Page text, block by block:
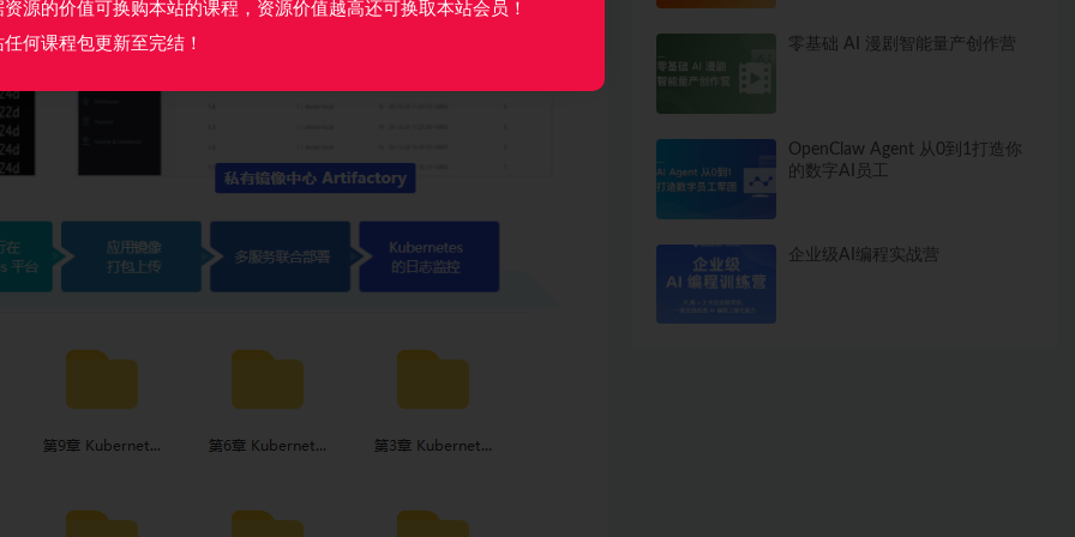
零基础 AI 漫剧智能量产创作营
OpenClaw Agent 从0到1打造你
的数字AI员工
企业级AI编程实战营
资源的价值可换购本站的课程，资源价值越高还可换取本站会员！
任何课程包更新至完结！